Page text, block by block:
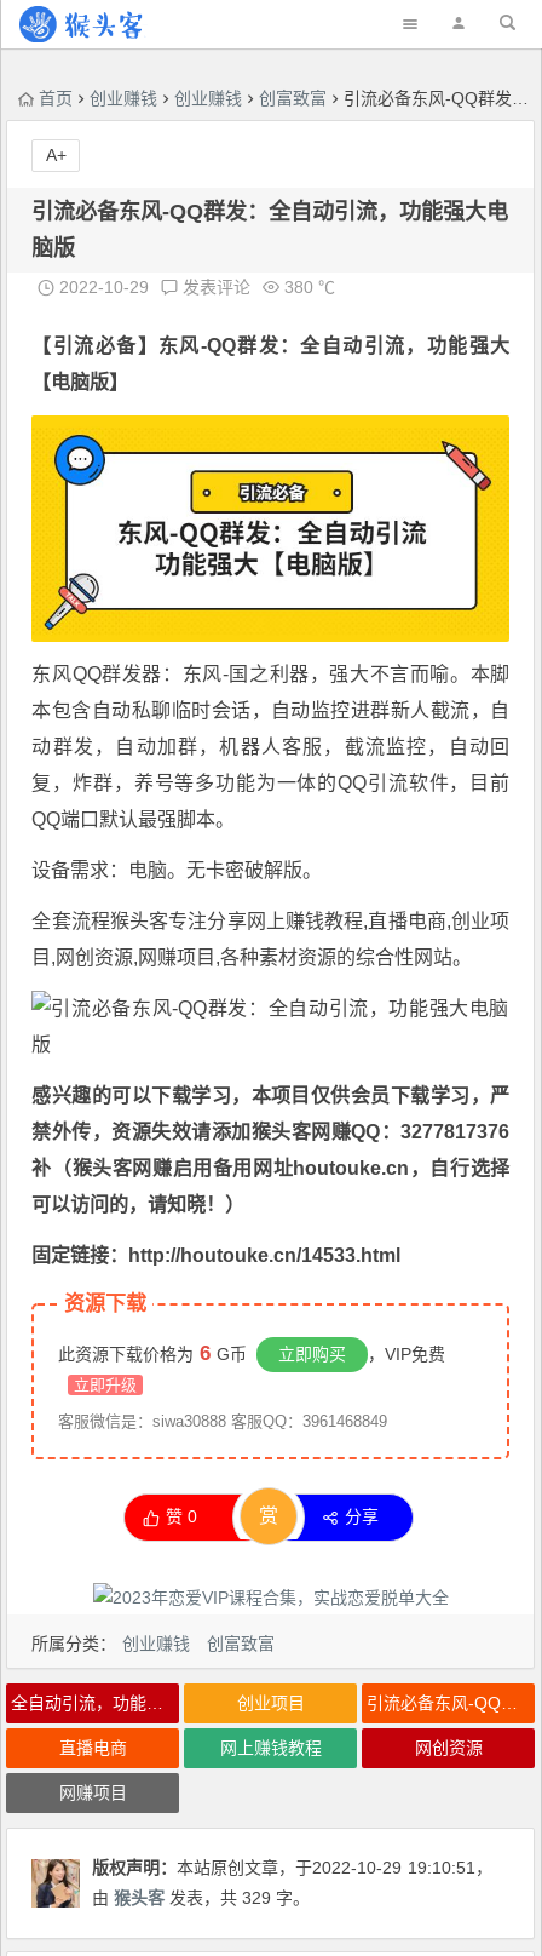
首页 创业赚钱 创业赚钱 创富致富 引流必备东风-QQ群发：全自动引流，功能强大电脑版
引流必备东风-QQ群发：全自动引流，功能强大电
脑版
2022-10-29 发表评论 380 ℃
【引流必备】 东风-QQ群发 ：全自动引流，功能强大
【电脑版】
东风QQ群发器：东风-国之利器，强大不言而喻。本脚
本包含自动私聊临时会话，自动监控进群新人截流，自
动群发，自动加群，机器人客服，截流监控，自动回
复，炸群，养号等多功能为一体的QQ引流软件，目前
QQ端口默认最强脚本。
设备需求：电脑。无卡密破解版。
全套流程猴头客专注分享网上赚钱教程,直播电商,创业项
目,网创资源, 网赚项目 ,各种素材资源的综合性网站。
感兴趣的可以下载学习，本项目仅供会员下载学习，严
禁外传，资源失效请添加猴头客网赚QQ：3277817376
补（猴头客网赚启用备用网址houtouke.cn，自行选择
可以访问的，请知晓！）
固定链接：http://houtouke.cn/14533.html
资源下载
此资源下载价格为 6 G币 立即购买 ，VIP免费
立即升级
客服微信是：siwa30888 客服QQ：3961468849
赞0 赏 分享
A+
所属分类： 创业赚钱 创富致富
全自动引流，功能强大电脑版 创业项目 引流必备东风-QQ群发
直播电商 网上赚钱教程 网创资源
网赚项目
版权声明：本站原创文章，于2022-10-29 19:10:51，
由猴头客 发表，共 329 字。